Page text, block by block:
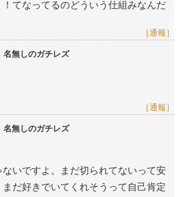
てなってるのどういう仕組みなんだ
［通報］
名無しのガチレズ
［通報］
名無しのガチレズ
いですよ。まだ切られてないって安
だ好きでいてくれそうって自己肯定